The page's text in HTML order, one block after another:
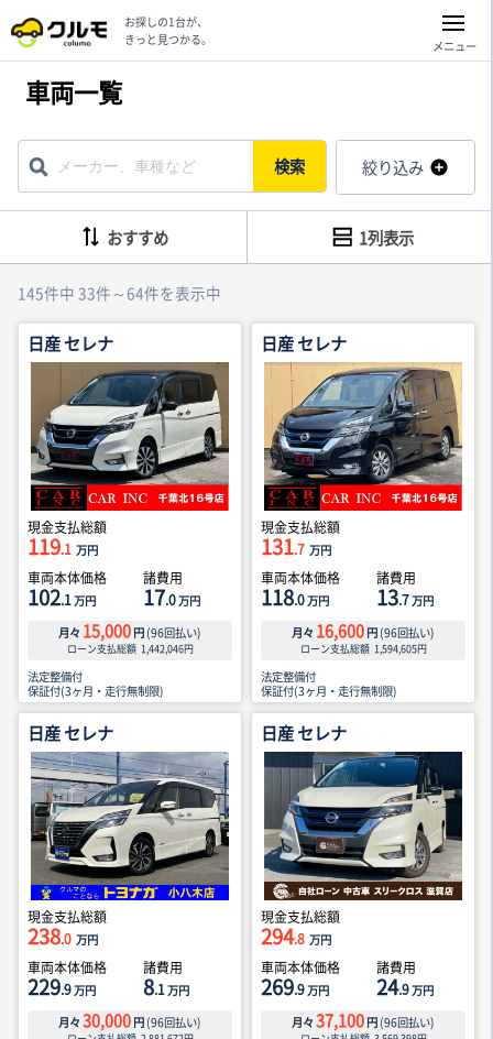
お探しの1台が、
きっと見つかる。
メニュー
車両一覧
検索 絞り込み
145件中 33件～64件を表示中
おすすめ 1列表示
日産 セレナ
現金支払総額
119.1 万円
車両本体価格
102.1万円
諸費用
17.0万円
月々 15,000 円 (96回払い)
ローン支払総額 1,442,046円
法定整備付
保証付(3ヶ月・走行無制限)
日産 セレナ
現金支払総額
131.7 万円
車両本体価格
118.0万円
諸費用
13.7万円
月々 16,600 円 (96回払い)
ローン支払総額 1,594,605円
法定整備付
保証付(3ヶ月・走行無制限)
日産 セレナ
現金支払総額
238.0 万円
車両本体価格
229.9万円
諸費用
8.1万円
月々 30,000 円 (96回払い)
日産 セレナ
現金支払総額
294.8 万円
車両本体価格
269.9万円
諸費用
24.9万円
月々 37,100 円 (96回払い)